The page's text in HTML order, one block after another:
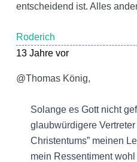
entscheidend ist. Alles
Roderich
13 Jahre vor
@Thomas König,
Solange es Gott nicht
glaubwürdigere
Christentums” meinen
mein Ressentiment